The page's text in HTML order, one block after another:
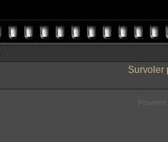
Survoler